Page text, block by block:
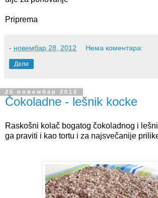
Priprema
- новембар 28, 2012 Нема коментара:
Дели
25 новембар 2012
Čokoladne - lešnik kocke
Raskošni kolač bogatog čokoladnog i
ga praviti i kao tortu i za najsvečanije